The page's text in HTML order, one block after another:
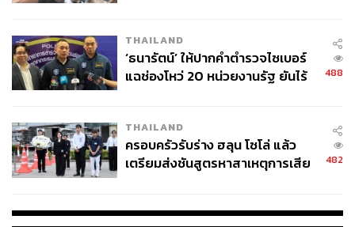
จ่ายหนี้-แอบระบุแบรนด์
THAILAND
‘ธนารัตน์’ ให้ปากคำตำรวจไซเบอร์
แฉช่องโหว่ 20 หน่วยงานรัฐ ยันไร้
488
THAILAND
ครอบครัวรับร่าง ฮลุน โซโล่ แล้ว
เตรียมส่งชันสูตรหาสาเหตุการเสีย
482